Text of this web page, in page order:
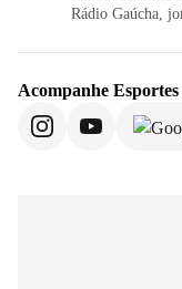
Rádio Gaúcha,
Acompanhe Esportes